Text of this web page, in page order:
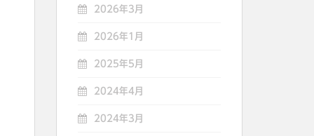
2026年3月
2026年1月
2025年5月
2024年4月
2024年3月